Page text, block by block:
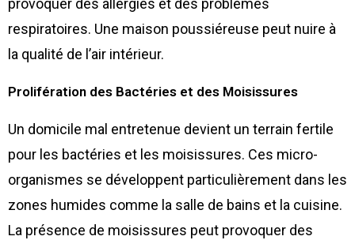
provoquer des allergies et des problèmes
respiratoires. Une maison poussiéreuse peut nuire à
la qualité de l’air intérieur.
Prolifération des Bactéries et des Moisissures
Un domicile mal entretenue devient un terrain fertile
pour les bactéries et les moisissures. Ces micro-
organismes se développent particulièrement dans les
zones humides comme la salle de bains et la cuisine.
La présence de moisissures peut provoquer des